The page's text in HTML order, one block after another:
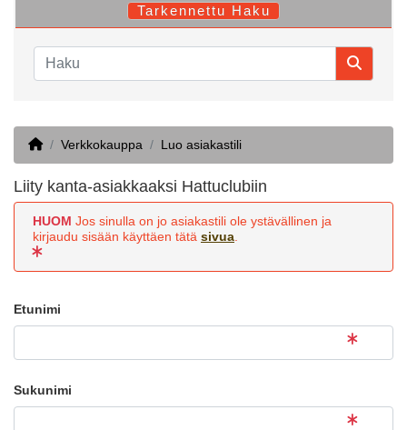
Tarkennettu Haku
HomeVerkkokauppa Luo asiakastili
Liity kanta-asiakkaaksi Hattuclubiin
HUOM Jos sinulla on jo asiakastili ole ystävällinen ja
kirjaudu sisään käyttäen tätä sivua
Etunimi
Sukunimi